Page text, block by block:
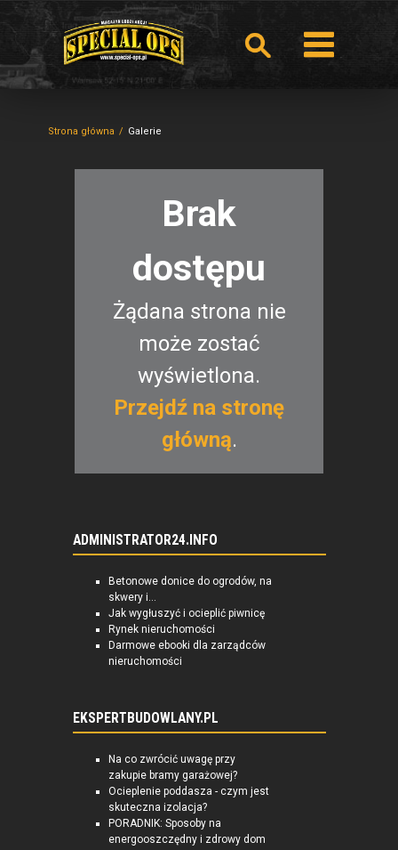
Strona główna Galerie
Brak
dostępu
Żądana strona nie
może zostać
wyświetlona.
Przejdź na stronę
główną.
ADMINISTRATOR24.INFO
Betonowe donice do ogrodów, na
skwery i...
Jak wygłuszyć i ocieplić piwnicę
Rynek nieruchomości
Darmowe ebooki dla zarządców
nieruchomości
EKSPERTBUDOWLANY.PL
Na co zwrócić uwagę przy
zakupie bramy garażowej?
Ocieplenie poddasza - czym jest
skuteczna izolacja?
PORADNIK: Sposoby na
energooszczędny i zdrowy dom